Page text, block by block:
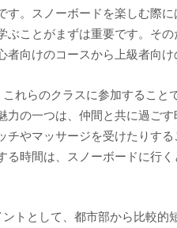
す。スノーボードを楽しむ際
ことがまずは重要です。そ
向けのコースから上級者向け
れらのクラスに参加するこ
力の一つは、仲間と共に過ご
やマッサージを受けたりす
時間は、スノーボードに行
トとして、都市部から比較的